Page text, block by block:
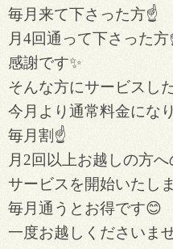
毎月来て下さった方☝️
月4回通って下さった
感謝です✨
そんな方にサービスし
今月より通常料金にな
毎月割☝️
月2回以上お越しの方へ
サービスを開始いたし
毎月通うとお得です😊
一度お越しくださいま